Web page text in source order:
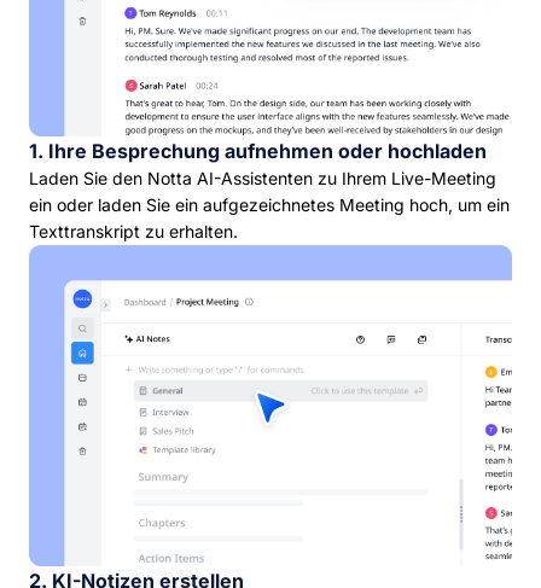
1. Ihre Besprechung aufnehmen oder hochladen
Laden Sie den Notta AI-Assistenten zu Ihrem Live-Meeting
ein oder laden Sie ein aufgezeichnetes Meeting hoch, um ein
Texttranskript zu erhalten.
2. KI-Notizen erstellen